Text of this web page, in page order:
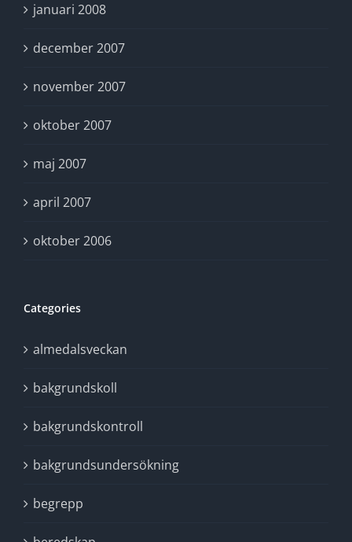
januari 2008
december 2007
november 2007
oktober 2007
maj 2007
april 2007
oktober 2006
Categories
almedalsveckan
bakgrundskoll
bakgrundskontroll
bakgrundsundersökning
begrepp